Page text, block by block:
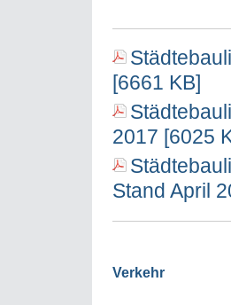
[6661 KB]
2017 [6025
Stand April
Verkehr